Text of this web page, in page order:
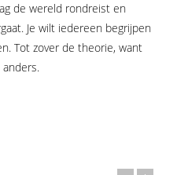
de wereld rondreist en
Je wilt iedereen begrijpen
Tot zover de theorie, want